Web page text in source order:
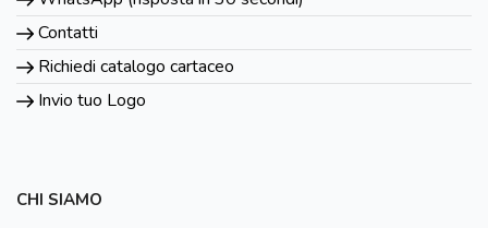
Contatti
Richiedi catalogo cartaceo
Invio tuo Logo
CHI SIAMO